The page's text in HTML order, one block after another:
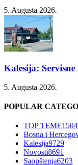
5. Augusta 2026.
Kalesija:
5. Augusta 2026.
POPULAR
TOP TEME
Bosna i
Kalesija9729
Novosti8691
Saopštenja6203